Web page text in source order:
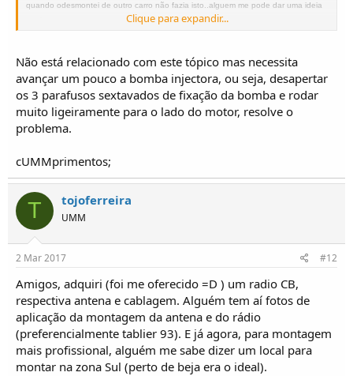
quando odesmontei de outro carro não fazia isto..alguem me pode dar uma ideia
Clique para expandir...
Não está relacionado com este tópico mas necessita
avançar um pouco a bomba injectora, ou seja, desapertar
os 3 parafusos sextavados de fixação da bomba e rodar
muito ligeiramente para o lado do motor, resolve o
problema.
cUMMprimentos;
T tojoferreira
UMM
2 Mar 2017 #12
Amigos, adquiri (foi me oferecido =D ) um radio CB,
respectiva antena e cablagem. Alguém tem aí fotos de
aplicação da montagem da antena e do rádio
(preferencialmente tablier 93). E já agora, para montagem
mais profissional, alguém me sabe dizer um local para
montar na zona Sul (perto de beja era o ideal).